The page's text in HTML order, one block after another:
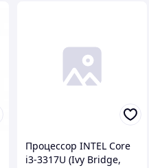
Процессор INTEL Core
i3-3317U (Ivy Bridge,